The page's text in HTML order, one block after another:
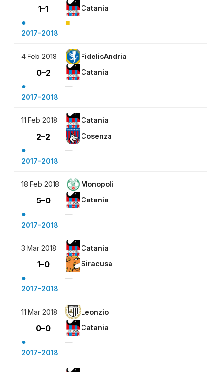
1–1 Catania
● ■
2017-2018
4 Feb 2018 FidelisAndria
0–2 Catania
●
—
2017-2018
11 Feb 2018 Catania
2–2 Cosenza
●
—
2017-2018
18 Feb 2018 Monopoli
5–0 Catania
●
—
2017-2018
3 Mar 2018 Catania
1–0 Siracusa
●
—
2017-2018
11 Mar 2018 Leonzio
0–0 Catania
●
—
2017-2018